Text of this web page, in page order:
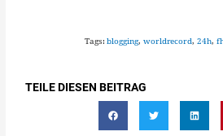
Tags:blogging, worldrecord,24h,
TEILE DIESEN BEITRAG